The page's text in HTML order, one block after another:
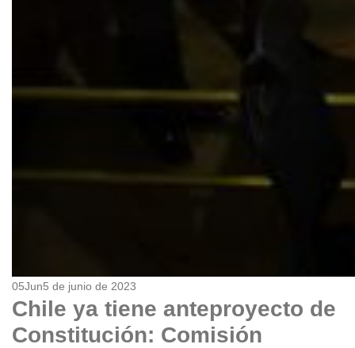
05Jun5 de junio de 2023
Chile ya tiene anteproyecto de
Constitución: Comisión